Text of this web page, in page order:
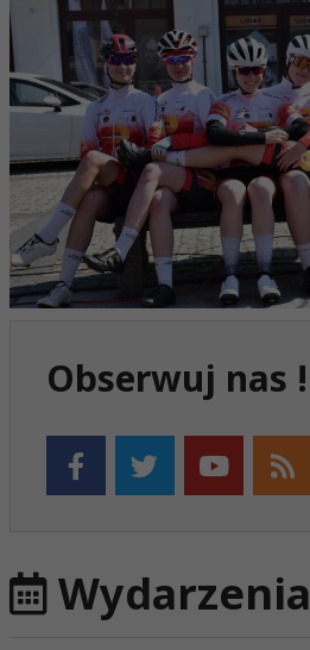
Obserwuj nas !
Wydarzenia